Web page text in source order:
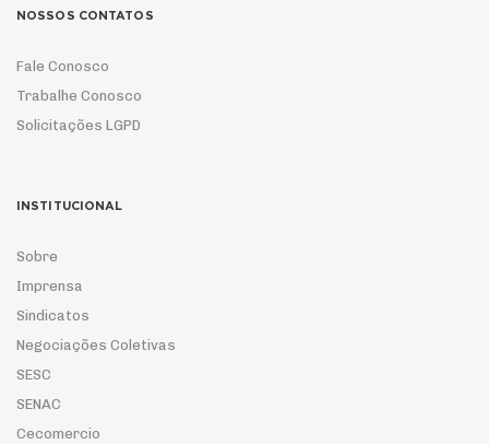
NOSSOS CONTATOS
Fale Conosco
Trabalhe Conosco
Solicitações LGPD
INSTITUCIONAL
Sobre
Imprensa
Sindicatos
Negociações Coletivas
SESC
SENAC
Cecomercio